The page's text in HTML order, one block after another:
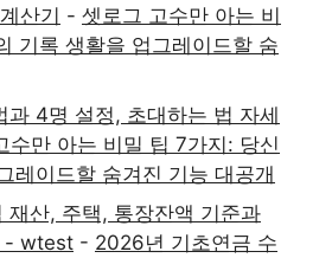
산기 - 셋로그 고수만 아는 비
기록 생활을 업그레이드할 숨
과 4명 설정, 초대하는 법 자세
수만 아는 비밀 팁 7가지: 당신
레이드할 숨겨진 기능 대공개
재산, 주택, 통장잔액 기준과
- wtest - 2026년 기초연금 수